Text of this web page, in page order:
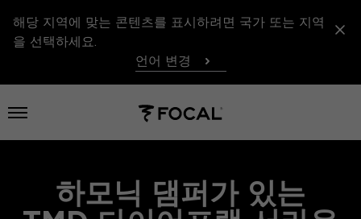
해당 지역에 맞는 콘텐츠를 표시하려면 국가 또는 지역
을 선택하세요.
언어 변경
메뉴 열기
하모닉 댐퍼가 있는